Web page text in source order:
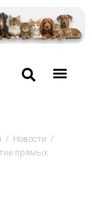
/ Новости /
прямых